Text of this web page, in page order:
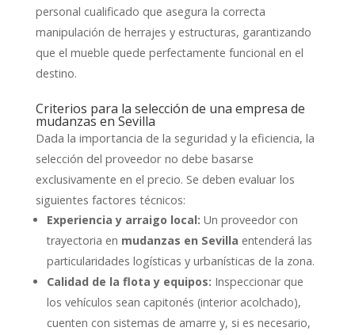
personal cualificado que asegura la correcta
manipulación de herrajes y estructuras, garantizando
que el mueble quede perfectamente funcional en el
destino.
Criterios para la selección de una empresa de
mudanzas en Sevilla
Dada la importancia de la seguridad y la eficiencia, la
selección del proveedor no debe basarse
exclusivamente en el precio. Se deben evaluar los
siguientes factores técnicos:
Experiencia y arraigo local: Un proveedor con
trayectoria en mudanzas en Sevilla entenderá las
particularidades logísticas y urbanísticas de la zona.
Calidad de la flota y equipos: Inspeccionar que
los vehículos sean capitonés (interior acolchado),
cuenten con sistemas de amarre y, si es necesario,